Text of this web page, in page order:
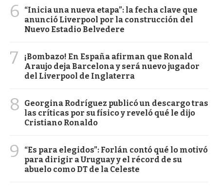
6
“Inicia una nueva etapa”: la fecha clave que
anunció Liverpool por la construcción del
Nuevo Estadio Belvedere
7
¡Bombazo! En España afirman que Ronald
Araujo deja Barcelona y será nuevo jugador
del Liverpool de Inglaterra
8
Georgina Rodríguez publicó un descargo tras
las críticas por su físico y reveló qué le dijo
Cristiano Ronaldo
9
“Es para elegidos”: Forlán contó qué lo motivó
para dirigir a Uruguay y el récord de su
abuelo como DT de la Celeste